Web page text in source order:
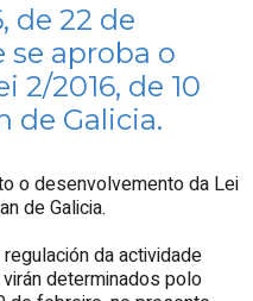
de 22 de
aproba o
2/2016, de 10
de Galicia.
o desenvolvemento da Lei
de Galicia.
da actividade
determinados polo